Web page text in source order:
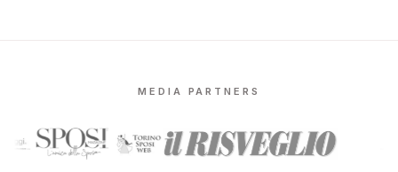
MEDIA PARTNERS